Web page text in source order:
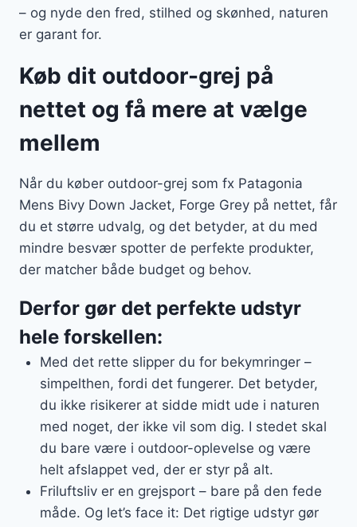
– og nyde den fred, stilhed og skønhed, naturen
er garant for.
Køb dit outdoor-grej på
nettet og få mere at vælge
mellem
Når du køber outdoor-grej som fx Patagonia
Mens Bivy Down Jacket, Forge Grey på nettet, får
du et større udvalg, og det betyder, at du med
mindre besvær spotter de perfekte produkter,
der matcher både budget og behov.
Derfor gør det perfekte udstyr
hele forskellen:
Med det rette slipper du for bekymringer –
simpelthen, fordi det fungerer. Det betyder,
du ikke risikerer at sidde midt ude i naturen
med noget, der ikke vil som dig. I stedet skal
du bare være i outdoor-oplevelse og være
helt afslappet ved, der er styr på alt.
Friluftsliv er en grejsport – bare på den fede
måde. Og let’s face it: Det rigtige udstyr gør